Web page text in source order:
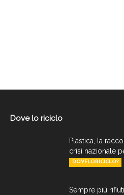
Dove lo riciclo
Plastica, la
crisi nazionale
DOVELORICICLO?
Sempre più